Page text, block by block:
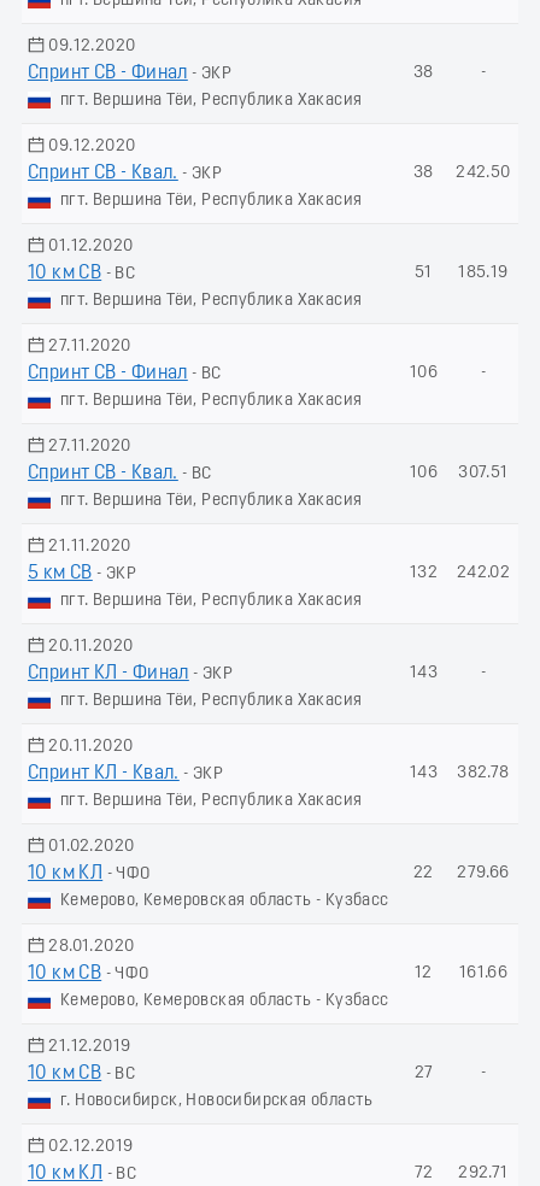
09.12.2020
Спринт СВ - Финал - ЭКР
пгт. Вершина Тёи, Республика Хакасия
38 -
09.12.2020
Спринт СВ - Квал. - ЭКР
пгт. Вершина Тёи, Республика Хакасия
38 242.50
01.12.2020
10 км СВ - ВС
пгт. Вершина Тёи, Республика Хакасия
51 185.19
27.11.2020
Спринт СВ - Финал - ВС
пгт. Вершина Тёи, Республика Хакасия
106 -
27.11.2020
Спринт СВ - Квал. - ВС
пгт. Вершина Тёи, Республика Хакасия
106 307.51
21.11.2020
5 км СВ - ЭКР
пгт. Вершина Тёи, Республика Хакасия
132 242.02
20.11.2020
Спринт КЛ - Финал - ЭКР
пгт. Вершина Тёи, Республика Хакасия
143 -
20.11.2020
Спринт КЛ - Квал. - ЭКР
пгт. Вершина Тёи, Республика Хакасия
143 382.78
01.02.2020
10 км КЛ
- ЧФО
Кемерово, Кемеровская область - Кузбасс
22 279.66
28.01.2020
10 км СВ - ЧФО
Кемерово, Кемеровская область - Кузбасс
12 161.66
21.12.2019
10 км СВ - ВС
г. Новосибирск, Новосибирская область
27 -
02.12.2019
10 км КЛ
- ВС
72 292.71